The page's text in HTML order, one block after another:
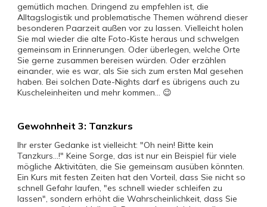
gemütlich machen. Dringend zu empfehlen ist, die
Alltagslogistik und problematische Themen während dieser
besonderen Paarzeit außen vor zu lassen. Vielleicht holen
Sie mal wieder die alte Foto-Kiste heraus und schwelgen
gemeinsam in Erinnerungen. Oder überlegen, welche Orte
Sie gerne zusammen bereisen würden. Oder erzählen
einander, wie es war, als Sie sich zum ersten Mal gesehen
haben. Bei solchen Date-Nights darf es übrigens auch zu
Kuscheleinheiten und mehr kommen... 😉
Gewohnheit 3: Tanzkurs
Ihr erster Gedanke ist vielleicht: "Oh nein! Bitte kein
Tanzkurs...!" Keine Sorge, das ist nur ein Beispiel für viele
mögliche Aktivitäten, die Sie gemeinsam ausüben könnten.
Ein Kurs mit festen Zeiten hat den Vorteil, dass Sie nicht so
schnell Gefahr laufen, "es schnell wieder schleifen zu
lassen", sondern erhöht die Wahrscheinlichkeit, dass Sie